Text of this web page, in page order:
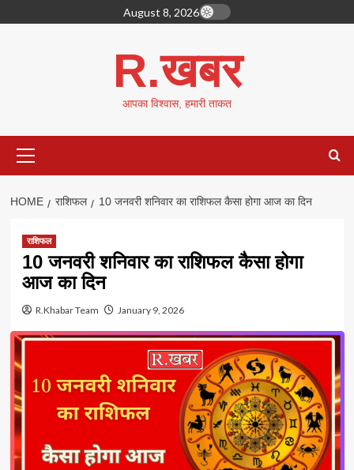
to
August 8, 2026
R.खबर
आपका विश्वास, हमारी ताकत
Menu
HOME राशिफल 10 जनवरी शनिवार का राशिफल कैसा होगा आज का दिन
राशिफल
10 जनवरी शनिवार का राशिफल कैसा होगा
आज का दिन
R.Khabar Team January 9, 2026